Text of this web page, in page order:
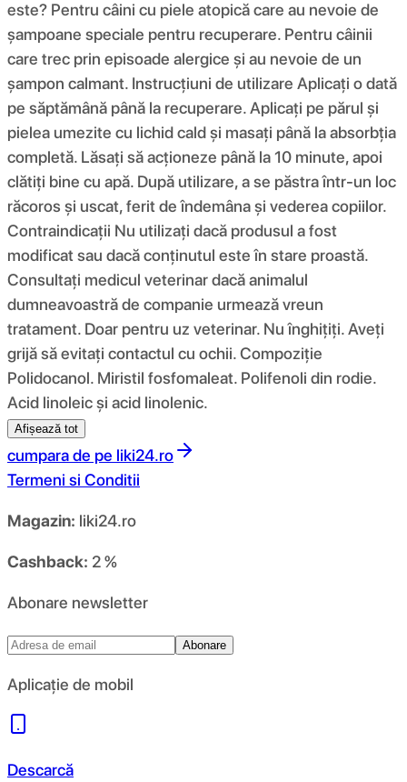
este? Pentru câini cu piele atopică care au nevoie de
șampoane speciale pentru recuperare. Pentru câinii
care trec prin episoade alergice și au nevoie de un
șampon calmant. Instrucțiuni de utilizare Aplicați o dată
pe săptămână până la recuperare. Aplicați pe părul și
pielea umezite cu lichid cald și masați până la absorbția
completă. Lăsați să acționeze până la 10 minute, apoi
clătiți bine cu apă. După utilizare, a se păstra într-un loc
răcoros și uscat, ferit de îndemâna și vederea copiilor.
Contraindicații Nu utilizați dacă produsul a fost
modificat sau dacă conținutul este în stare proastă.
Consultați medicul veterinar dacă animalul
dumneavoastră de companie urmează vreun
tratament. Doar pentru uz veterinar. Nu înghițiți. Aveți
grijă să evitați contactul cu ochii. Compoziţie
Polidocanol. Miristil fosfomaleat. Polifenoli din rodie.
Acid linoleic și acid linolenic.
Afișează tot
cumpara de pe liki24.ro
Termeni si Conditii
Magazin: liki24.ro
Cashback: 2 %
Abonare newsletter
Abonare
Aplicație de mobil
Descarcă